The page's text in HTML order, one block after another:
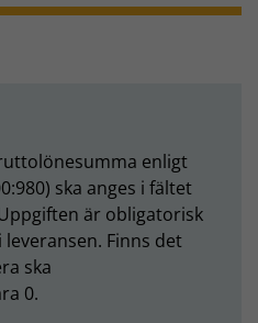
enligt
ska anges i fältet
är obligatorisk
Finns det
ska
0.